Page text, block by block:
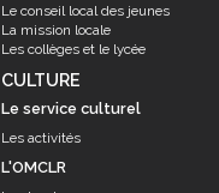
Le conseil local des jeunes
La mission locale
Les collèges et le lycée
CULTURE
Le service culturel
Les activités
L'OMCLR